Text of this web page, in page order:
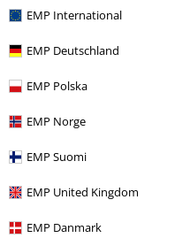
EMP International
EMP Deutschland
EMP Polska
EMP Norge
EMP Suomi
EMP United Kingdom
EMP Danmark
Design
zu eng
Länge
War diese Bewertung